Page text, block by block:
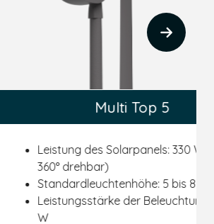
des Solarpanels: 330 Wp (um
5 bis 8 m
der Beleuchtung: 7 bis 30